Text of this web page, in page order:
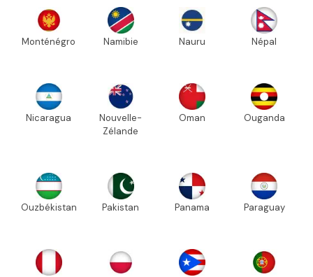
Monténégro Namibie Nauru Népal
Nicaragua
Nouvelle-
Zélande
Oman Ouganda
Ouzbékistan Pakistan Panama Paraguay